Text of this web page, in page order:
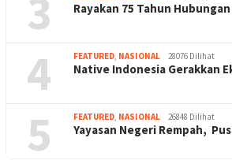
3 Rayakan 75 Tahun
4 FEATURED, NASIONAL 28076 Dilihat
Native Indonesia Gerakkan
5 FEATURED, NASIONAL 26848 Dilihat
Yayasan Negeri Rempah,